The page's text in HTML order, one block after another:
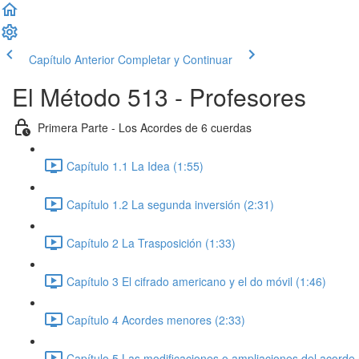
Capítulo Anterior Completar y Continuar
El Método 513 - Profesores
Primera Parte - Los Acordes de 6 cuerdas
Capítulo 1.1 La Idea (1:55)
Capítulo 1.2 La segunda inversión (2:31)
Capítulo 2 La Trasposición (1:33)
Capítulo 3 El cifrado americano y el do móvil (1:46)
Capítulo 4 Acordes menores (2:33)